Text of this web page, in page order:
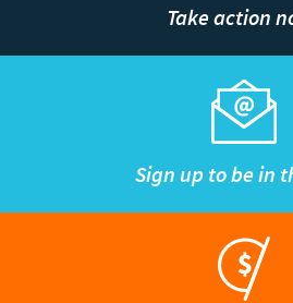
Take action
Sign up to be in